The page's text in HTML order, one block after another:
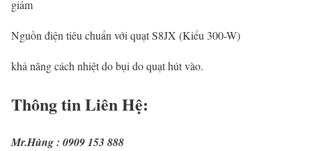
giảm
Nguồn điện tiêu chuẩn với quạt S8JX (Kiểu 300-W)
khả năng cách nhiệt do bụi do quạt hút vào.
Thông tin Liên Hệ:
Mr.Hùng : 0909 153 888